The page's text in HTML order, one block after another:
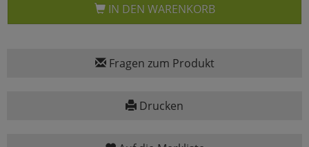
IN DEN WARENKORB
Fragen zum Produkt
Drucken